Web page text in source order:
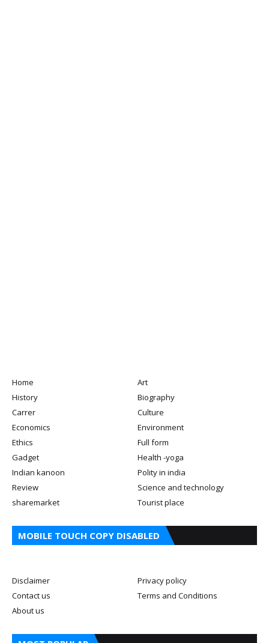
Home
Art
History
Biography
Carrer
Culture
Economics
Environment
Ethics
Full form
Gadget
Health -yoga
Indian kanoon
Polity in india
Review
Science and technology
sharemarket
Tourist place
MOBILE TOUCH COPY DISABLED
Disclaimer
Privacy policy
Contact us
Terms and Conditions
About us